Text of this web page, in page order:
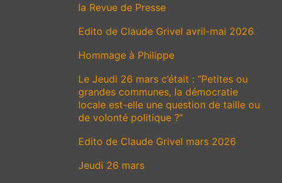
la Revue de Presse
Edito de Claude Grivel avril-mai 2026
Hommage à Philippe
Le Jeudi 26 mars c’était : “Petites ou
grandes communes, la démocratie
locale est-elle une question de taille ou
de volonté politique ?”
Edito de Claude Grivel mars 2026
Jeudi 26 mars